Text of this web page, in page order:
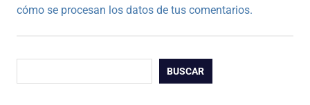
cómo se procesan los datos de tus comentarios.
BUSCAR